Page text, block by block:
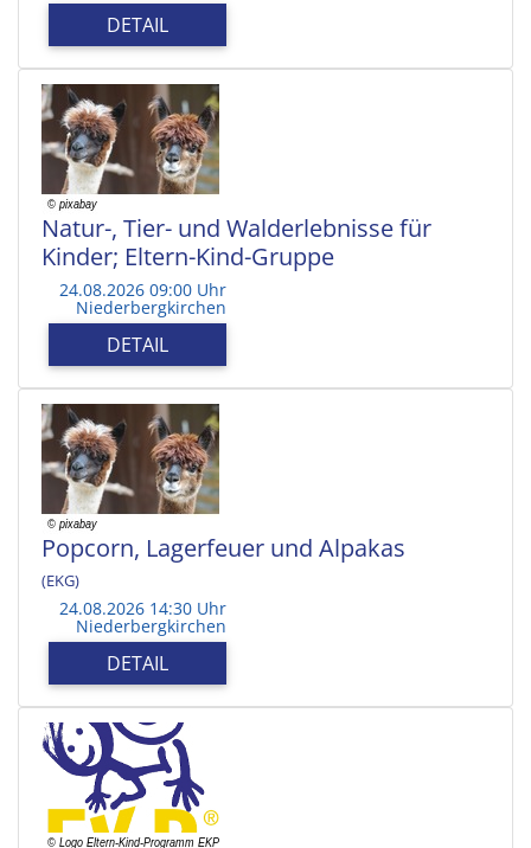
DETAIL
Natur-, Tier- und Walderlebnisse für
Kinder; Eltern-Kind-Gruppe
24.08.2026 09:00 Uhr
Niederbergkirchen
DETAIL
Popcorn, Lagerfeuer und Alpakas
(EKG)
24.08.2026 14:30 Uhr
Niederbergkirchen
DETAIL